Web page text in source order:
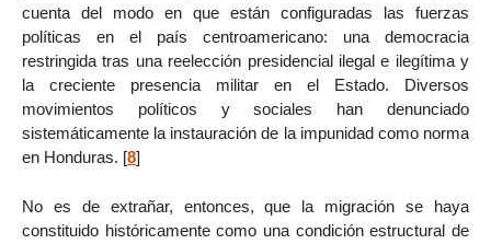
cuenta del modo en que están configuradas las fuerzas
políticas en el país centroamericano: una democracia
restringida tras una reelección presidencial ilegal e ilegítima y
la creciente presencia militar en el Estado. Diversos
movimientos políticos y sociales han denunciado
sistemáticamente la instauración de la impunidad como norma
en Honduras. [8]
No es de extrañar, entonces, que la migración se haya
constituido históricamente como una condición estructural de